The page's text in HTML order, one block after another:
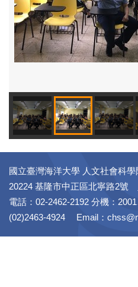
國立臺灣海洋大學 人文社會科學
20224 基隆市中正區北寧路2號
電話：02-2462-2192 分機：
(02)2463-4924 Email：